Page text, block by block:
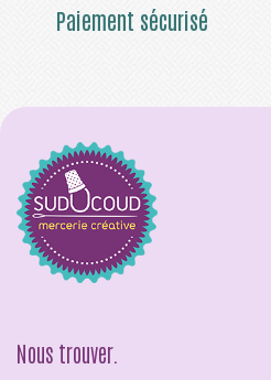
Paiement sécurisé
Nous trouver.